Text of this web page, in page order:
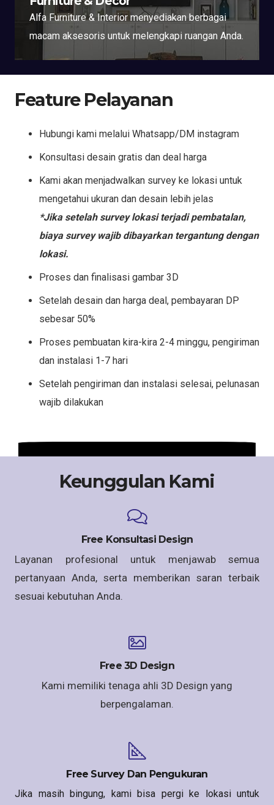
Alfa Furniture & Interior menyediakan berbagai
macam aksesoris untuk melengkapi ruangan Anda.
Feature Pelayanan
Hubungi kami melalui Whatsapp/DM instagram
Konsultasi desain gratis dan deal harga
Kami akan menjadwalkan survey ke lokasi untuk
mengetahui ukuran dan desain lebih jelas
*Jika setelah survey lokasi terjadi pembatalan,
biaya survey wajib dibayarkan tergantung dengan
lokasi.
Proses dan finalisasi gambar 3D
Setelah desain dan harga deal, pembayaran DP
sebesar 50%
Proses pembuatan kira-kira 2-4 minggu, pengiriman
dan instalasi 1-7 hari
Setelah pengiriman dan instalasi selesai, pelunasan
wajib dilakukan
Keunggulan Kami
Free Konsultasi Design
Layanan profesional untuk menjawab semua
pertanyaan Anda, serta memberikan saran terbaik
sesuai kebutuhan Anda.
Free 3D Design
Kami memiliki tenaga ahli 3D Design yang
berpengalaman.
Free Survey Dan Pengukuran
Jika masih bingung, kami bisa pergi ke lokasi untuk